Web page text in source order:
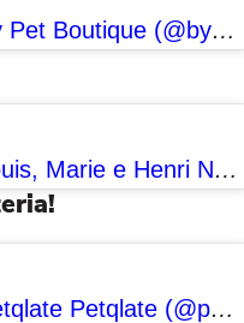
Uma publicação compartilhada por By Pet Boutique (@bypetboutique)
Uma publicação compartilhada por Louis, Marie e Henri Noir (@gatinhosafrancesados)
Uma publicação compartilhada por Petqlate Petqlate (@pet.qlate)